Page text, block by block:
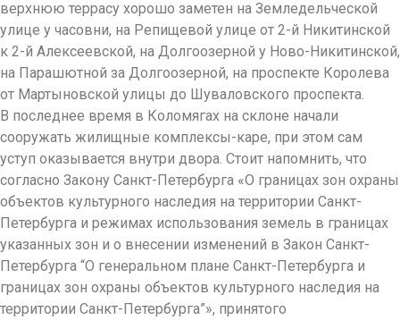
верхнюю террасу хорошо заметен на Земледельческой
улице у часовни, на Репищевой улице от 2-й Никитинской
к 2-й Алексеевской, на Долгоозерной у Ново-Никитинской,
на Парашютной за Долгоозерной, на проспекте Королева
от Мартыновской улицы до Шуваловского проспекта.
В последнее время в Коломягах на склоне начали
сооружать жилищные комплексы-каре, при этом сам
уступ оказывается внутри двора. Стоит напомнить, что
согласно Закону Санкт-Петербурга «О границах зон охраны
объектов культурного наследия на территории Санкт-
Петербурга и режимах использования земель в границах
указанных зон и о внесении изменений в Закон Санкт-
Петербурга “О генеральном плане Санкт-Петербурга и
границах зон охраны объектов культурного наследия на
территории Санкт-Петербурга”», принятого